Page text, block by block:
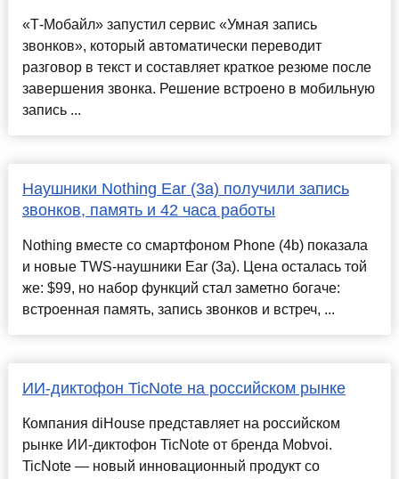
«Т-Мобайл» запустил сервис «Умная запись
звонков», который автоматически переводит
разговор в текст и составляет краткое резюме после
завершения звонка. Решение встроено в мобильную
запись ...
Наушники Nothing Ear (3a) получили запись
звонков, память и 42 часа работы
Nothing вместе со смартфоном Phone (4b) показала
и новые TWS-наушники Ear (3a). Цена осталась той
же: $99, но набор функций стал заметно богаче:
встроенная память, запись звонков и встреч, ...
ИИ-диктофон TicNote на российском рынке
Компания diHouse представляет на российском
рынке ИИ-диктофон TicNote от бренда Mobvoi.
TicNote — новый инновационный продукт со